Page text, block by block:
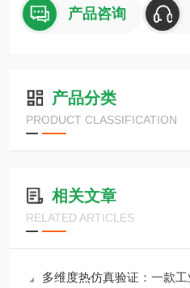
产品咨询
产品分类
PRODUCT CLASSIFICATION
相关文章
RELATED ARTICLES
多维度热仿真验证：一款工业